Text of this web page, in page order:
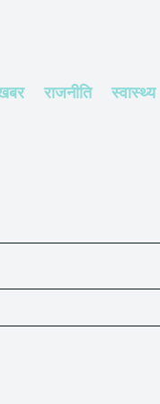
राजनीति स्वास्थ्य